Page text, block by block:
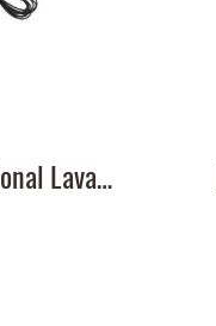
HL Omnidirectional Lavalier Microphone